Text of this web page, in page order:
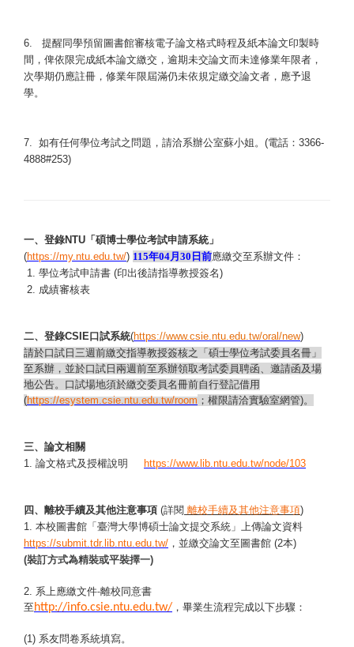
6. 提醒同學預留圖書館審核電子論文格式時程及紙本論文印製時
間，俾依限完成紙本論文繳交，逾期未交論文而未達修業年限者，
次學期仍應註冊，修業年限屆滿仍未依規定繳交論文者，應予退
學。
7. 如有任何學位考試之問題，請洽系辦公室蘇小姐。 (電話： 3366-
4888#253)
一、登錄NTU 「碩博士學位考試申請系統」
(https://my.ntu.edu.tw/) 115年04月 30 日前應繳交至系辦文件：
1. 學位考試申請書 (印出後請指導教授簽名)
2. 成績審核表
二、登錄CSIE口試系統(https://www.csie.ntu.edu.tw/oral/new)
請於口試日三週前繳交指導教授簽核之「碩士學位考試委員名冊」
至系辦，並於口試日兩週前至系辦領取考試委員聘函、邀請函及場
地公告。口試場地須於繳交委員名冊前自行登記借用
(https://esystem.csie.ntu.edu.tw/room ；權限請洽實驗室網管)。
三、論文相關
1. 論文格式及授權說明 https://www.lib.ntu.edu.tw/node/103
四、離校手續及其他注意事項 (詳閱 離校手續及其他注意事項)
1. 本校圖書館「臺灣大學博碩士論文提交系統」上傳論文資料
https://submit.tdr.lib.ntu.edu.tw/ ，並繳交論文至圖書館 (2本)
(裝訂方式為精裝或平裝擇一)
2. 系上應繳文件-離校同意書
至 http://info.csie.ntu.edu.tw/ ，畢業生流程完成以下步驟：
(1) 系友問卷系統填寫。